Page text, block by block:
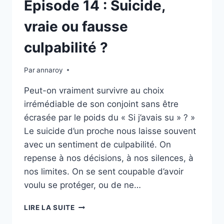
Épisode 14 : Suicide,
vraie ou fausse
culpabilité ?
Parannaroy
Peut-on vraiment survivre au choix
irrémédiable de son conjoint sans être
écrasée par le poids du « Si j’avais su » ? »
Le suicide d’un proche nous laisse souvent
avec un sentiment de culpabilité. On
repense à nos décisions, à nos silences, à
nos limites. On se sent coupable d’avoir
voulu se protéger, ou de ne…
LIRE LA SUITEÉPISODE